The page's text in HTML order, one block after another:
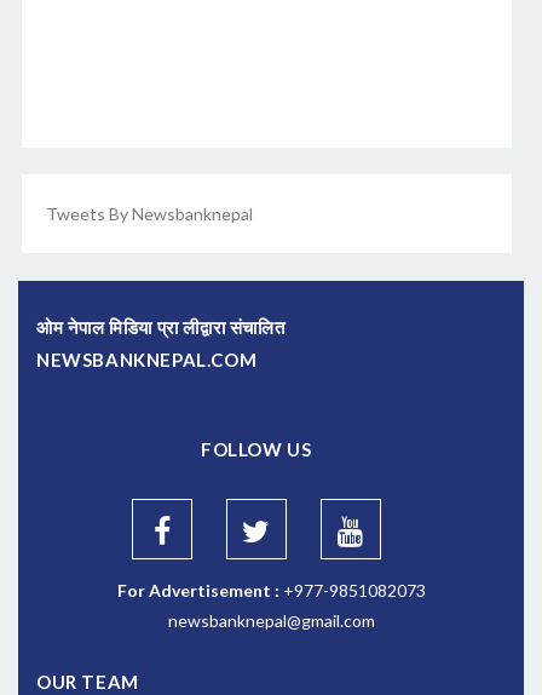
Tweets By Newsbanknepal
ओम नेपाल मिडिया प्रा लीद्वारा संचालित
NEWSBANKNEPAL.COM
FOLLOW US
For Advertisement : +977-9851082073
newsbanknepal@gmail.com
OUR TEAM